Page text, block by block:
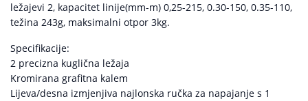
ležajevi 2, kapacitet linije(mm-m) 0,25-215, 0.30-150, 0.35-110,
težina 243g, maksimalni otpor 3kg.
Specifikacije:
2 precizna kuglična ležaja
Kromirana grafitna kalem
Lijeva/desna izmjenjiva najlonska ručka za napajanje s 1